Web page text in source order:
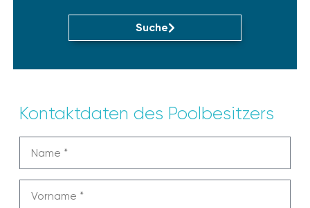
Suche
Kontaktdaten des Poolbesitzers